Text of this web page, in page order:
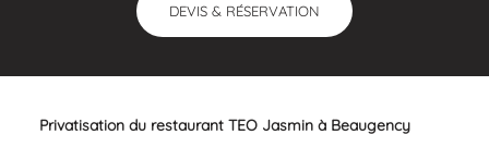
DEVIS & RÉSERVATION
Privatisation du restaurant TEO Jasmin à Beaugency